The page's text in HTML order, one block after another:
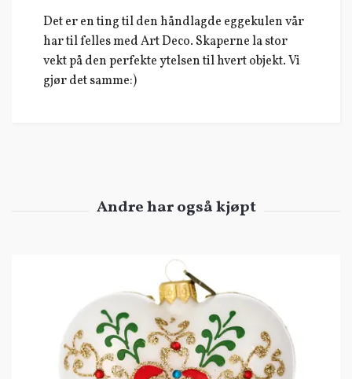
Det er en ting til den håndlagde eggekulen vår
har til felles med Art Deco. Skaperne la stor
vekt på den perfekte ytelsen til hvert objekt. Vi
gjør det samme:)